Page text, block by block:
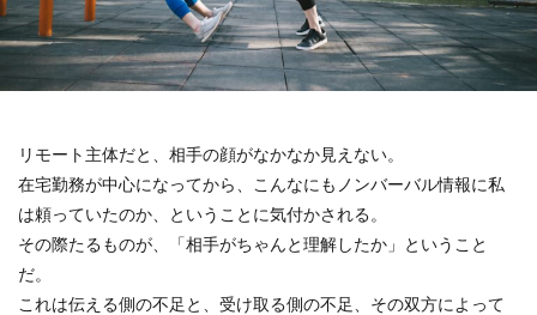
リモート主体だと、相手の顔がなかなか見えない。
在宅勤務が中心になってから、こんなにもノンバーバル情報に私
は頼っていたのか、ということに気付かされる。
その際たるものが、「相手がちゃんと理解したか」ということ
だ。
これは伝える側の不足と、受け取る側の不足、その双方によって